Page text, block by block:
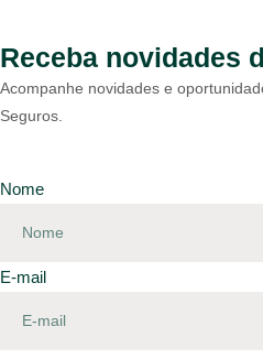
Receba novidades
Acompanhe novidades e
Seguros.
Nome
E-mail